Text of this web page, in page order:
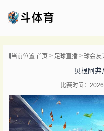
播
像
闻
当前位置:首页 足球直播 球会友
贝根阿弗
比赛时间：